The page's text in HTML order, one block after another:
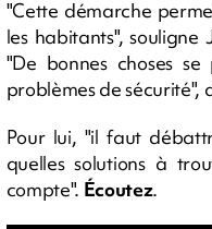
"Cette démarche
les habitants", souligne
"De bonnes choses
problèmes de sécurité",
Pour lui, "il faut
quelles solutions à
compte". Écoutez.